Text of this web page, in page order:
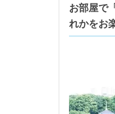
お部屋で
れかをお